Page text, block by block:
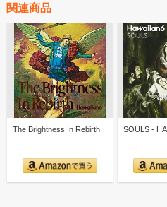
関連商品
The Brightness In Rebirth SOULS -